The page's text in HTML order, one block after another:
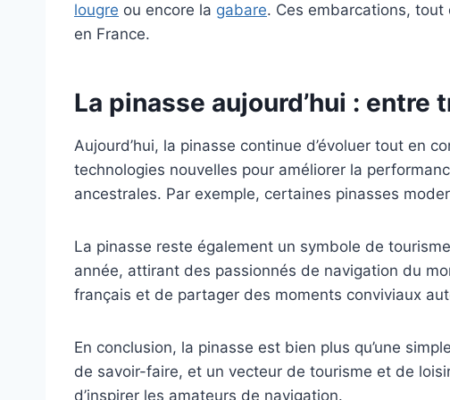
lougre ou encore la gabare. Ces embarcations,
en France.
La pinasse aujourd’hui :
Aujourd’hui, la pinasse continue d’évoluer tout en
technologies nouvelles pour améliorer la
ancestrales. Par exemple, certaines pinasses
La pinasse reste également un symbole de
année, attirant des passionnés de navigation du
français et de partager des moments conviviaux
En conclusion, la pinasse est bien plus qu’une
de savoir-faire, et un vecteur de tourisme et de
d’inspirer les amateurs de navigation.